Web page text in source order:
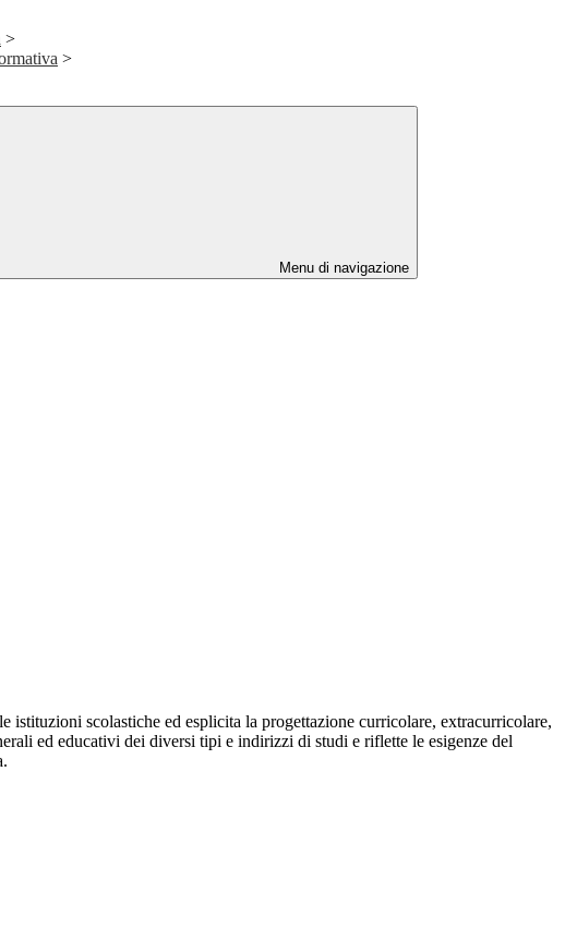
>
>
Menu di navigazione
scolastiche ed esplicita la progettazione curricolare, extracurricolare,
ed educativi dei diversi tipi e indirizzi di studi e riflette le esigenze del